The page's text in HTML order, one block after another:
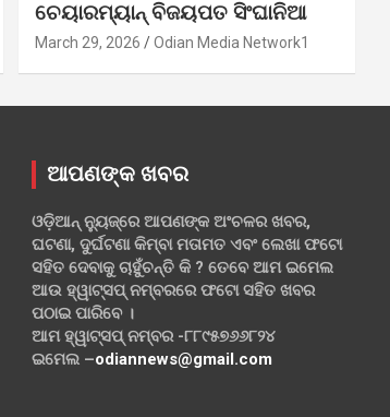
ଚେୟାରମ୍ୟାନ୍ ବିଜୟପତ ସିଂଘାନିଆ
March 29, 2026 Odian Media Network1
ଆପଣଙ୍କ ଖବର
ଓଡ଼ିଆନ୍ ନ୍ୟୁଜ୍‌ରେ ଆପଣଙ୍କ ଅଂଚଳର ଖବର,
ଘଟଣା, ଦୁର୍ଘଟଣା କିମ୍ବା ମତାମତ ଏବଂ ଲେଖା ଫଟୋ
ସହିତ ଦେବାକୁ ଚାହୁଁଚନ୍ତି କି ? ତେବେ ଆମ ଇମେଲ
ଆଉ ହ୍ୱାଟ୍‌ସପ୍ ନମ୍ବରରେ ଫଟୋ ସହିତ ଖବର
ପଠାଇ ପାରିବେ ।
ଆମ ହ୍ୱାଟ୍‌ସପ୍ ନମ୍ବର -୮୮୯୫୭୬୬୮୨୪
ଇମେଲ –odiannews@gmail.com